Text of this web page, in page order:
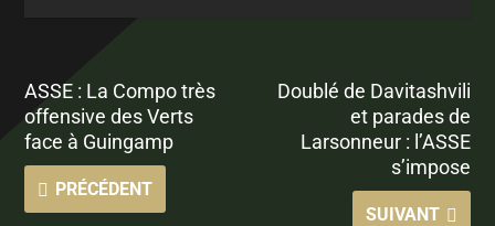
ASSE : La Compo très
offensive des Verts
face à Guingamp
PRÉCÉDENT
Doublé de Davitashvili
et parades de
Larsonneur : l’ASSE
s’impose
SUIVANT